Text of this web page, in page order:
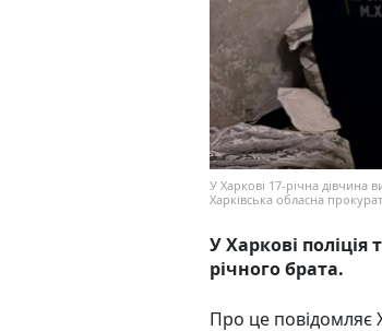
У Харкові 17-річна дівчина
Харківська обласна
У Харкові поліція
річного брата.
Про це повідомляє